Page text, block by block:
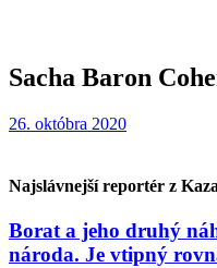
Sacha Baron
26. októbra 2020
Najslávnejší reportér z
Borat a jeho druhý
národa. Je vtipný